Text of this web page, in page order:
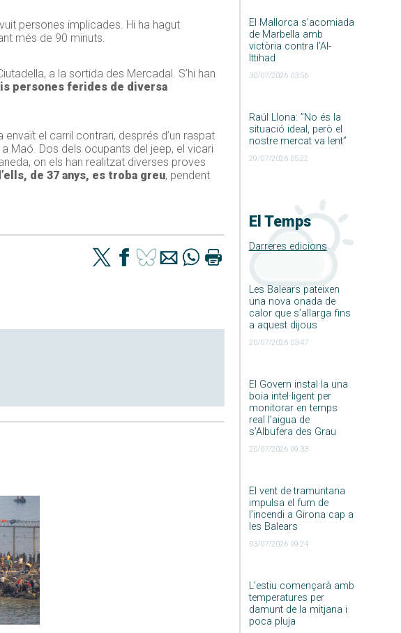
El Mallorca s’acomiada
de Marbella amb
victòria contra l’Al-
Ittihad
30/07/2026 03:56
Raúl Llona: ”No és la
situació ideal, però el
nostre mercat va lent”
29/07/2026 05:22
El Temps
Darreres edicions
Les Balears pateixen
una nova onada de
calor que s’allarga fins
a aquest dijous
20/07/2026 03:47
El Govern instal·la una
boia intel·ligent per
monitorar en temps
real l’aigua de
s’Albufera des Grau
20/07/2026 09:33
El vent de tramuntana
impulsa el fum de
l’incendi a Girona cap a
les Balears
03/07/2026 09:24
L’estiu començarà amb
temperatures per
damunt de la mitjana i
poca pluja
persones implicades. Hi ha hagut
més de 90 minuts.
a la sortida des Mercadal. S’hi han
persones ferides de diversa
envaït el carril contrari, després d’un raspat
Maó. Dos dels ocupants del jeep, el vicari
on els han realitzat diverses proves
de 37 anys, es troba greu, pendent